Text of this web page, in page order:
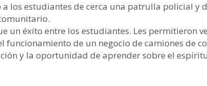
los estudiantes de cerca una patrulla policial y
un éxito entre los estudiantes. Les permitieron
de un negocio de camiones de
y la oportunidad de aprender sobre el espíritu